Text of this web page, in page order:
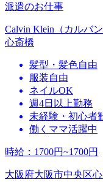
派遣のお仕事
Calvin Klein（カルバ
心斎橋
髪型・髪色自由
服装自由
ネイルOK
週4日以上勤務
未経験・初心者
働くママ活躍中
時給 ： 1700円~1700円
大阪府大阪市中央区